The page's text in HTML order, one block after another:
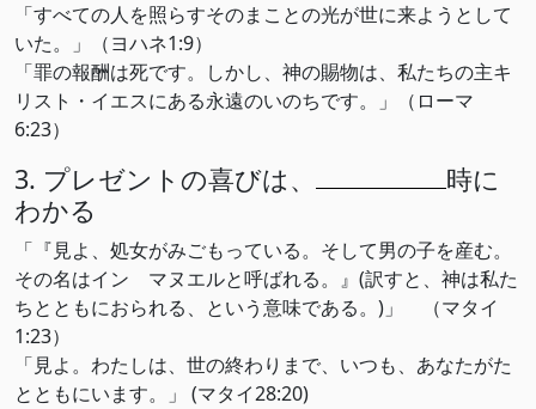
「すべての人を照らすそのまことの光が世に来ようとして
いた。」（ヨハネ1:9）
「罪の報酬は死です。しかし、神の賜物は、私たちの主キ
リスト・イエスにある永遠のいのちです。」（ローマ
6:23）
3. プレゼントの喜びは、
時に
わかる
「『見よ、処女がみごもっている。そして男の子を産む。
その名はイン マヌエルと呼ばれる。』(訳すと、神は私た
ちとともにおられる、という意味である。)」 （マタイ
1:23）
「見よ。わたしは、世の終わりまで、いつも、あなたがた
とともにいます。」 (マタイ28:20)